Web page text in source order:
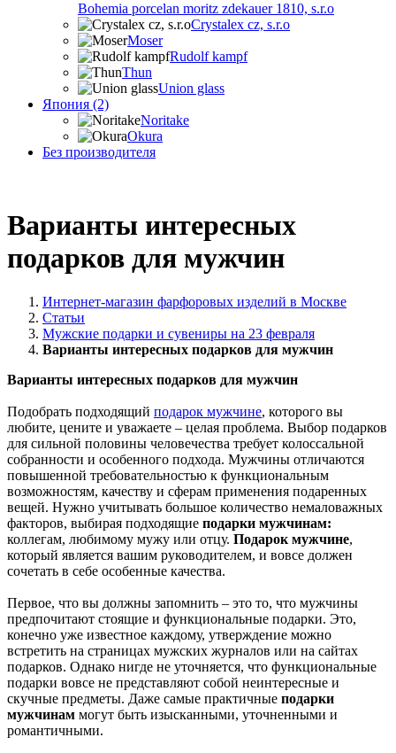
Bohemia porcelan moritz zdekauer 1810, s.r.o
Crystalex cz, s.r.o
Moser
Rudolf kampf
Thun
Union glass
Япония (2)
Noritake
Okura
Без производителя
Варианты интересных
подарков для мужчин
Интернет-магазин фарфоровых изделий в Москве
Статьи
Мужские подарки и сувениры на 23 февраля
Варианты интересных подарков для мужчин
Варианты интересных подарков для мужчин
Подобрать подходящий подарок мужчине, которого вы
любите, цените и уважаете – целая проблема. Выбор подарков
для сильной половины человечества требует колоссальной
собранности и особенного подхода. Мужчины отличаются
повышенной требовательностью к функциональным
возможностям, качеству и сферам применения подаренных
вещей. Нужно учитывать большое количество немаловажных
факторов, выбирая подходящие подарки мужчинам:
коллегам, любимому мужу или отцу. Подарок мужчине,
который является вашим руководителем, и вовсе должен
сочетать в себе особенные качества.
Первое, что вы должны запомнить – это то, что мужчины
предпочитают стоящие и функциональные подарки. Это,
конечно уже известное каждому, утверждение можно
встретить на страницах мужских журналов или на сайтах
подарков. Однако нигде не уточняется, что функциональные
подарки вовсе не представляют собой неинтересные и
скучные предметы. Даже самые практичные подарки
мужчинам могут быть изысканными, уточненными и
романтичными.